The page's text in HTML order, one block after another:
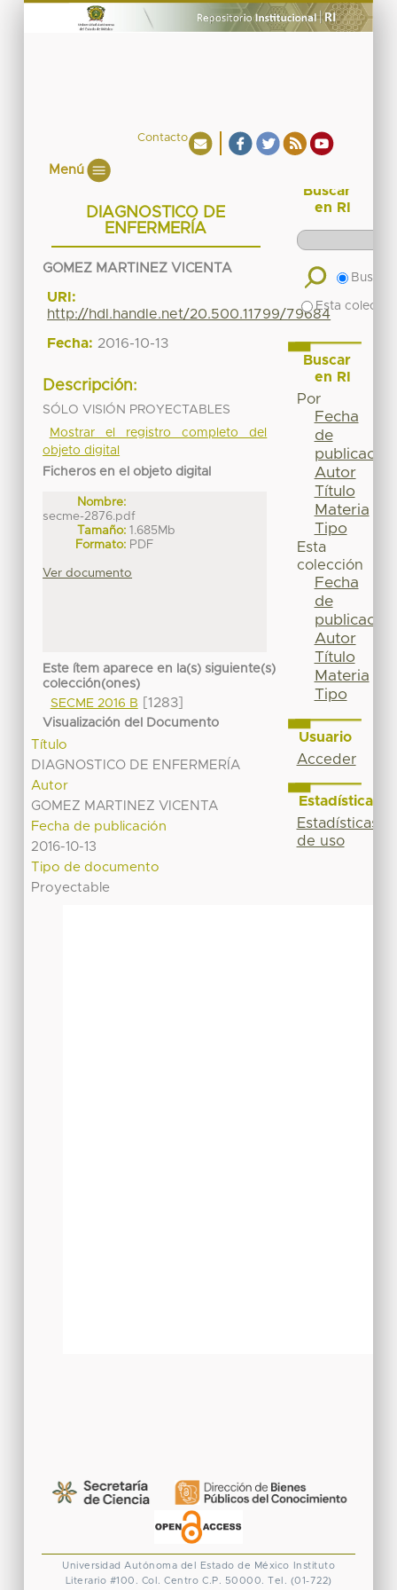
Contacto
Menú
DIAGNOSTICO DE
ENFERMERÍA
GOMEZ MARTINEZ VICENTA
URI:
http://hdl.handle.net/20.500.11799/79684
Fecha: 2016-10-13
Descripción:
SÓLO VISIÓN PROYECTABLES
Mostrar el registro completo del
objeto digital
Ficheros en el objeto digital
Nombre:
secme-2876.pdf
Tamaño: 1.685Mb
Formato: PDF
Ver documento
Este ítem aparece en la(s) siguiente(s)
colección(ones)
SECME 2016 B
[1283]
Visualización del Documento
Título
DIAGNOSTICO DE ENFERMERÍA
Autor
GOMEZ MARTINEZ VICENTA
Fecha de publicación
2016-10-13
Tipo de documento
Proyectable
Buscar
en RI
Buscar
Esta
Buscar
en RI
Por
Fecha
de
publicación
Autor
Título
Materia
Tipo
Esta
colección
Fecha
de
publicación
Autor
Título
Materia
Tipo
Usuario
Acceder
Estadísticas
Estadísticas
de uso
Universidad Autónoma del Estado de México
Instituto
Literario #100. Col. Centro C.P. 50000. Tel. (01-722)